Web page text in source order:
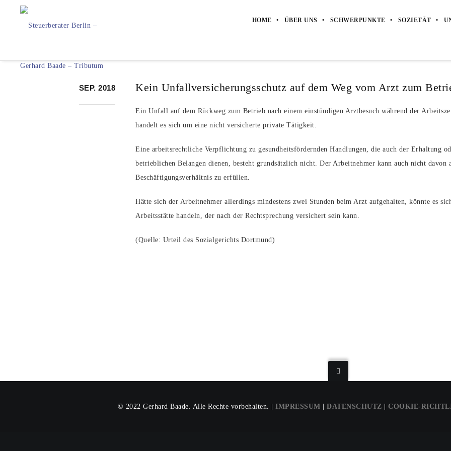
HOME ÜBER UNS SCHWERPUNKTE SOZIETÄT
SEP. 2018 Kein Unfallversicherungsschutz auf dem Weg vom Arzt zum
Ein Unfall auf dem Rückweg zum Betrieb nach einem einstündigen Arztbesuch während der
handelt es sich um eine nicht versicherte private Tätigkeit.
Eine arbeitsrechtliche Verpflichtung zu gesundheitsfördernden Handlungen, die auch der Erhaltung
betrieblichen Belangen dienen, besteht grundsätzlich nicht. Der Arbeitnehmer kann auch nicht davon
Beschäftigungsverhältnis zu erfüllen.
Hätte sich der Arbeitnehmer allerdings mindestens zwei Stunden beim Arzt aufgehalten, könnte es
Arbeitsstätte handeln, der nach der Rechtsprechung versichert sein kann.
(Quelle: Urteil des Sozialgerichts Dortmund)
© 2022 Gerhard Baade. Alle Rechte vorbehalten. | IMPRESSUM DATENSCHUTZ COOKIE-